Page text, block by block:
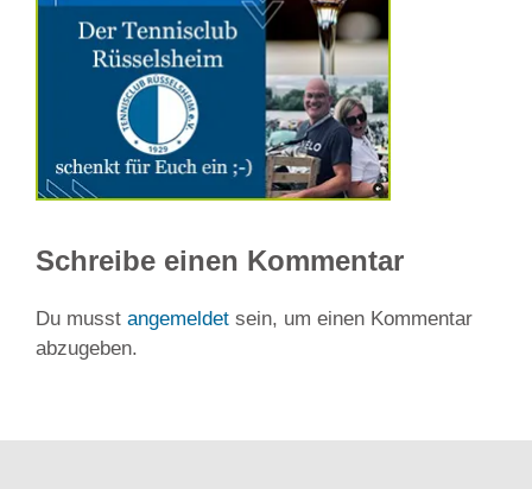
Schreibe einen Kommentar
Du musst angemeldet sein, um einen Kommentar
abzugeben.